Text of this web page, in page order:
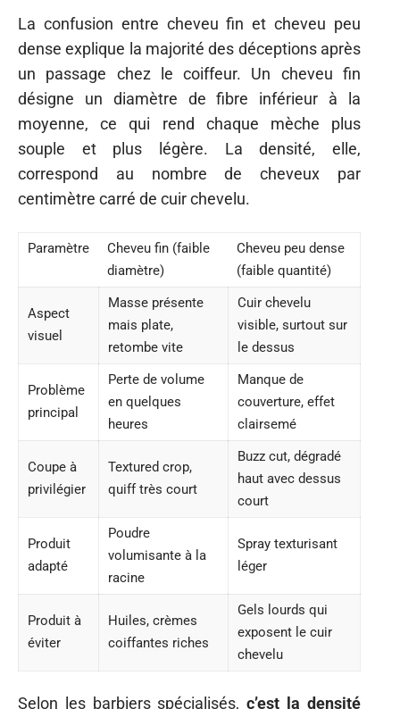
La confusion entre cheveu fin et cheveu peu
dense explique la majorité des déceptions après
un passage chez le coiffeur. Un cheveu fin
désigne un diamètre de fibre inférieur à la
moyenne, ce qui rend chaque mèche plus
souple et plus légère. La densité, elle,
correspond au nombre de cheveux par
centimètre carré de cuir chevelu.
Paramètre
Cheveu fin (faible
diamètre)
Cheveu peu dense
(faible quantité)
Aspect
visuel
Masse présente
mais plate,
retombe vite
Cuir chevelu
visible, surtout sur
le dessus
Problème
principal
Perte de volume
en quelques
heures
Manque de
couverture, effet
clairsemé
Coupe à
privilégier
Textured crop,
quiff très court
Buzz cut, dégradé
haut avec dessus
court
Produit
adapté
Poudre
volumisante à la
racine
Spray texturisant
léger
Produit à
éviter
Huiles, crèmes
coiffantes riches
Gels lourds qui
exposent le cuir
chevelu
Selon les barbiers spécialisés,c’est la densité